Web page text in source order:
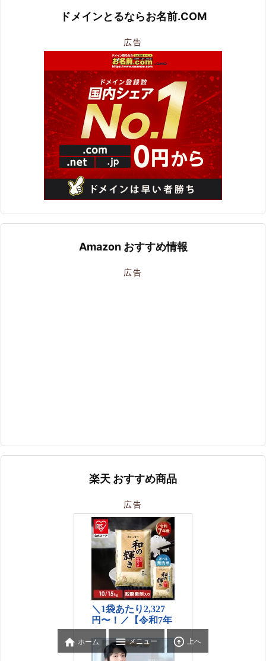
ドメインとるならお名前.COM
広告
Amazon おすすめ情報
広告
楽天 おすすめ商品
広告
 ホーム  メニュー  上へ